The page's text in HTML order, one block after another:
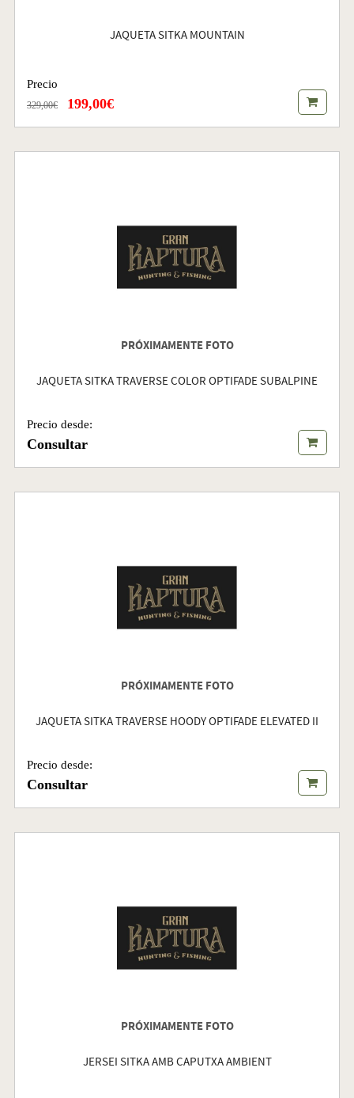
JAQUETA SITKA MOUNTAIN
Precio
329,00€ 199,00€
PRÓXIMAMENTE FOTO
JAQUETA SITKA TRAVERSE COLOR OPTIFADE SUBALPINE
Precio desde:
Consultar
PRÓXIMAMENTE FOTO
JAQUETA SITKA TRAVERSE HOODY OPTIFADE ELEVATED II
Precio desde:
Consultar
PRÓXIMAMENTE FOTO
JERSEI SITKA AMB CAPUTXA AMBIENT